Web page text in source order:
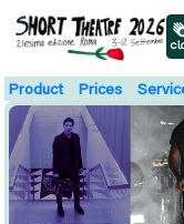
Product Prices